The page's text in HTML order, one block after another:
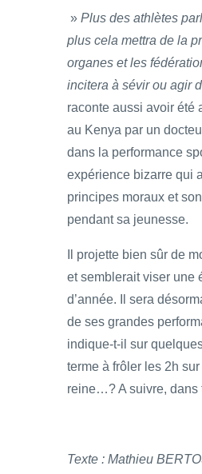
» Plus des athlètes
plus cela mettra de la
organes et les
incitera à sévir ou agir
raconte aussi avoir été
au Kenya par un
dans la performance
expérience bizarre qui
principes moraux et
pendant sa jeunesse.
Il projette bien sûr de
et semblerait viser une
d’année. Il sera
de ses grandes
indique-t-il sur
terme à frôler les 2h
reine…? A suivre, dans
Texte : Mathieu